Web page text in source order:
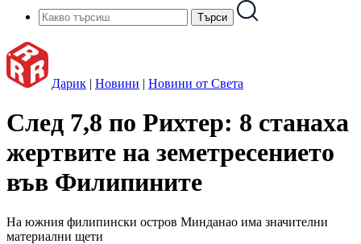
Дарик | Новини | Новини от Света
След 7,8 по Рихтер: 8 станаха
жертвите на земетресението
във Филипините
На южния филипински остров Минданао има значителни
материални щети